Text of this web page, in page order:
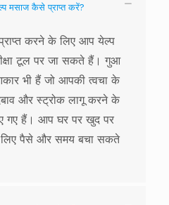
मसाज कैसे प्राप्त करें?
प्राप्त करने के लिए आप येल्प
टूल पर जा सकते हैं। गुआ
भी हैं जो आपकी त्वचा के
और स्ट्रोक लागू करने के
गए हैं। आप घर पर खुद पर
पैसे और समय बचा सकते